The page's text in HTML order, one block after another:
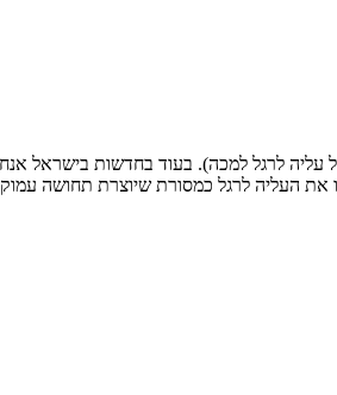
לרגל למכה). בעוד בחדשות בישראל
את העליה לרגל כמסורת שיוצרת תחושה